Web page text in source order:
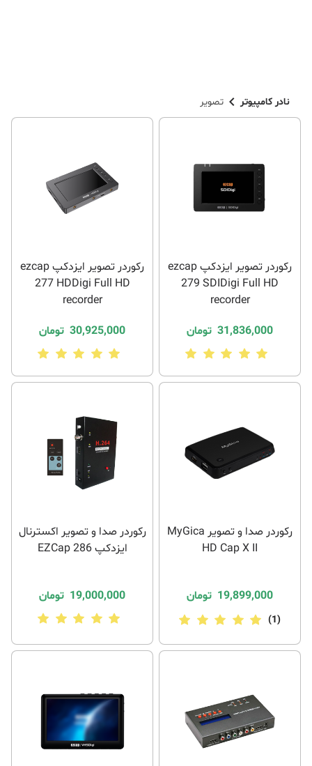
نادر کامپیوتر تصویر
رکوردر تصویر ایزدکپ ezcap
279 SDIDigi Full HD
recorder
31,836,000 تومان
رکوردر تصویر ایزدکپ ezcap
277 HDDigi Full HD
recorder
30,925,000 تومان
رکوردر صدا و تصویر MyGica
HD Cap X II
19,899,000 تومان
(1)
رکوردر صدا و تصویر اکسترنال
ایزدکپ EZCap 286
19,000,000 تومان